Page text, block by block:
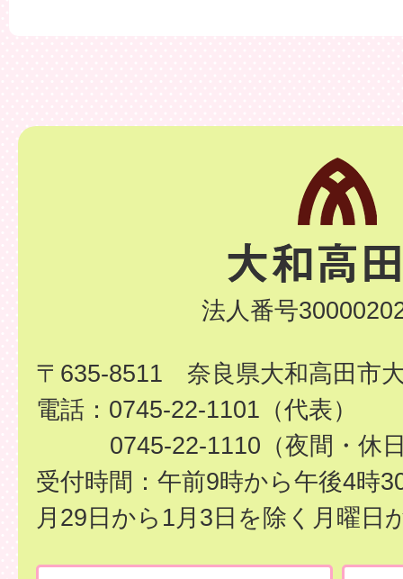
法人番号
〒635-8511 奈良県大和高田市
電話：0745-22-1101（代表）
0745-22-1110（夜間・休
受付時間：午前9時から午後4時
月29日から1月3日を除く月曜日